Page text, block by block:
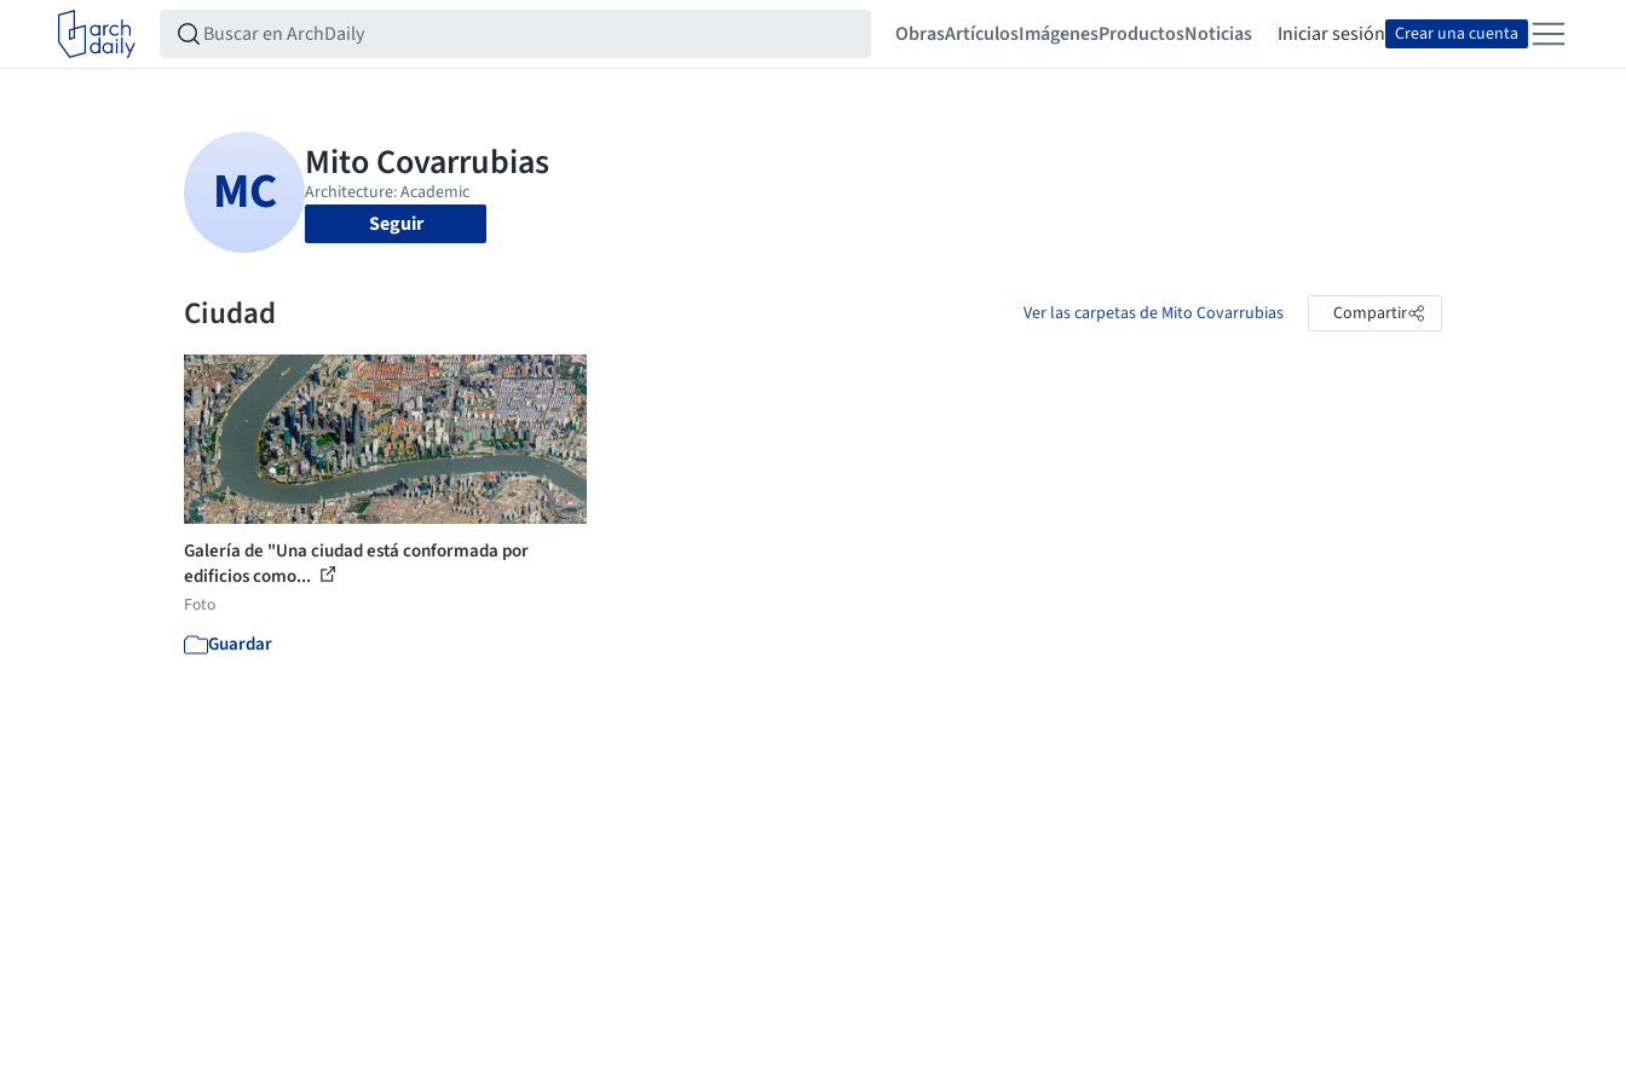
ObrasArtículosImágenesProductosNoticias Iniciar sesión Crear una cuenta
Seguir
Ciudad Ver las carpetas de Mito Covarrubias Compartir
Galería de "Una ciudad está conformada por
edificios como...
Foto
Guardar